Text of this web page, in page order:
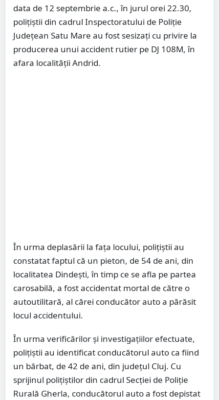
data de 12 septembrie a.c., în jurul orei 22.30,
polițiștii din cadrul Inspectoratului de Poliție
Județean Satu Mare au fost sesizați cu privire la
producerea unui accident rutier pe DJ 108M, în
afara localității Andrid.
În urma deplasării la fața locului, polițiștii au
constatat faptul că un pieton, de 54 de ani, din
localitatea Dindești, în timp ce se afla pe partea
carosabilă, a fost accidentat mortal de către o
autoutilitară, al cărei conducător auto a părăsit
locul accidentului.
În urma verificărilor și investigațiilor efectuate,
polițiștii au identificat conducătorul auto ca fiind
un bărbat, de 42 de ani, din județul Cluj. Cu
sprijinul polițiștilor din cadrul Secției de Poliție
Rurală Gherla, conducătorul auto a fost depistat